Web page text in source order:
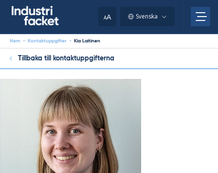
AA Svenska
Hem - Kontaktuppgifter - Kia Laitinen
Tillbaka till kontaktuppgifterna